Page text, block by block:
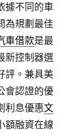
據不同的車
為規劃最佳
車借款是最
新控制器選
評。兼具美
會認證的優
利息優惠文
額融資在線